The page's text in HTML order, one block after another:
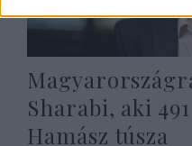
Sharabi, aki
Hamász túsza